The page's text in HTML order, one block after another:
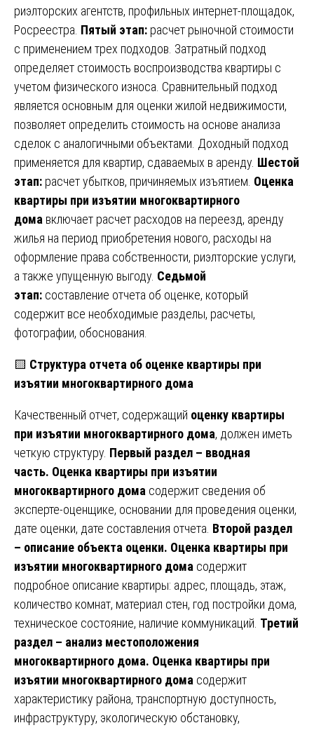
риэлторских агентств, профильных интернет-площадок,
Росреестра. Пятый этап: расчет рыночной стоимости
с применением трех подходов. Затратный подход
определяет стоимость воспроизводства квартиры с
учетом физического износа. Сравнительный подход
является основным для оценки жилой недвижимости,
позволяет определить стоимость на основе анализа
сделок с аналогичными объектами. Доходный подход
применяется для квартир, сдаваемых в аренду. Шестой
этап: расчет убытков, причиняемых изъятием. Оценка
квартиры при изъятии многоквартирного
дома включает расчет расходов на переезд, аренду
жилья на период приобретения нового, расходы на
оформление права собственности, риэлторские услуги,
а также упущенную выгоду. Седьмой
этап: составление отчета об оценке, который
содержит все необходимые разделы, расчеты,
фотографии, обоснования.
🟨 Структура отчета об оценке квартиры при
изъятии многоквартирного дома
Качественный отчет, содержащий оценку квартиры
при изъятии многоквартирного дома, должен иметь
четкую структуру. Первый раздел – вводная
часть. Оценка квартиры при изъятии
многоквартирного дома содержит сведения об
эксперте-оценщике, основании для проведения оценки,
дате оценки, дате составления отчета. Второй раздел
– описание объекта оценки. Оценка квартиры при
изъятии многоквартирного дома содержит
подробное описание квартиры: адрес, площадь, этаж,
количество комнат, материал стен, год постройки дома,
техническое состояние, наличие коммуникаций. Третий
раздел – анализ местоположения
многоквартирного дома. Оценка квартиры при
изъятии многоквартирного дома содержит
характеристику района, транспортную доступность,
инфраструктуру, экологическую обстановку,